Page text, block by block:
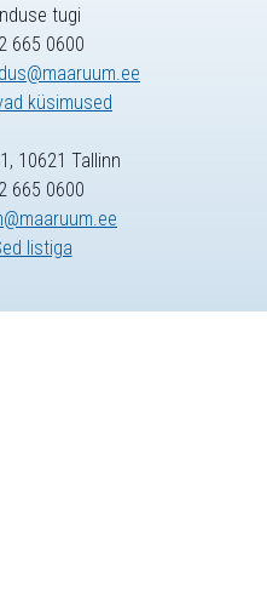
tugi
665 0600
küsimused
10621 Tallinn
665 0600
listiga